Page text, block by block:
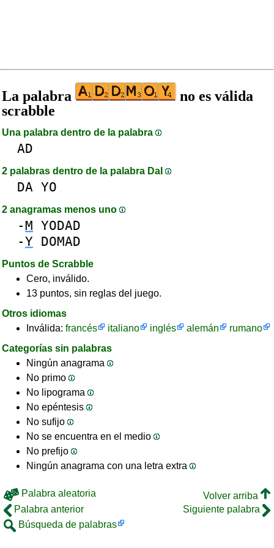
La palabra
no es válida
scrabble
Una palabra dentro de la palabra
AD
2 palabras dentro de la palabra DaI
DA YO
2 anagramas menos uno
-M YODAD
-Y DOMAD
Puntos de Scrabble
Cero, inválido.
13 puntos, sin reglas del juego.
Otros idiomas
Inválida: francés italiano inglés alemán
rumano
Categorías sin palabras
Ningún anagrama
No primo
No lipograma
No epéntesis
No sufijo
No se encuentra en el medio
No prefijo
Ningún anagrama con una letra extra
Palabra aleatoria
Volver arriba
Palabra anterior
Siguiente palabra
Búsqueda de palabras